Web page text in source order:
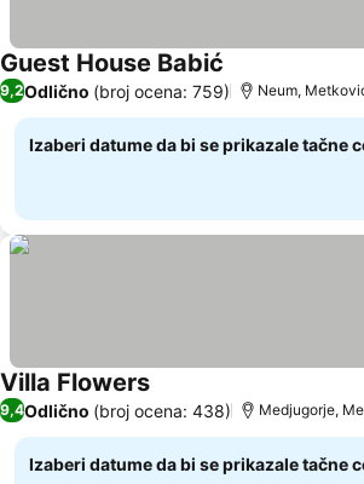
Guest House Babić Pogledaj cene
9,2Odlično (broj ocena: 759) Neum,
Izaberi datume da bi se prikazale tačne
Villa FlowersPogledaj cene
9,4Odlično (broj ocena: 438) Medjugorje,
Izaberi datume da bi se prikazale tačne